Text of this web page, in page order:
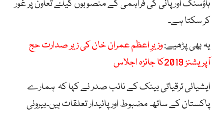
ہاؤسنگ اور پانی کی فراہمی کے منصوبوں کیلۓ تعاون پر غور
کر سکتا ہے۔
یہ بھی پڑھیے:وزیرِ اعظم عمران خان کی زیر صدارت حج
آپریشنز 2019کا جائزہ اجلاس
ایشیائی ترقیاتی بینک کے نائب صدر نے کہا کہ ہمارے
پاکستان کے ساتھ مضبوط اور پائیدار تعلقات ہیں۔بیرونی